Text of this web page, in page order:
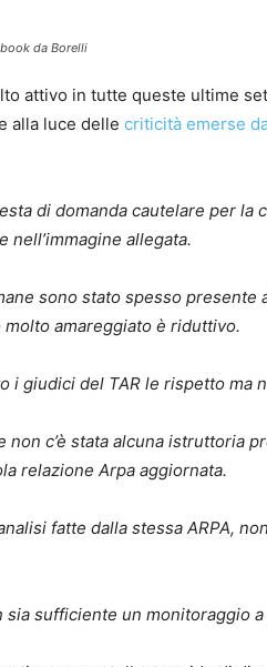
da Borelli
attivo in tutte queste ultime
alla luce delle criticità emerse
di domanda cautelare per la
allegata.
sono stato spesso
amareggiato è riduttivo.
i giudici del TAR le rispetto ma
non c’è stata alcuna
relazione Arpa aggiornata.
fatte dalla stessa ARPA,
sia sufficiente un monitoraggio